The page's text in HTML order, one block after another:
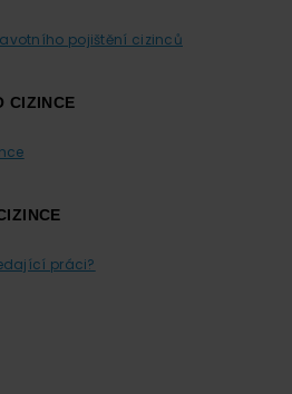
pojištění cizinců
CIZINCE
práci?